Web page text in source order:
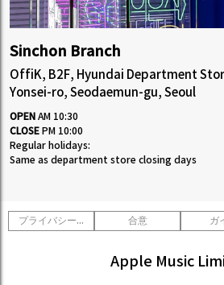
Sinchon Branch
OffiK, B2F, Hyundai Department
Yonsei-ro, Seodaemun-gu, Seoul
OPEN AM 10:30
CLOSE PM 10:00
Regular holidays:
Same as department store closing days
プライバシーポリシー 合意 ガ
Apple Music